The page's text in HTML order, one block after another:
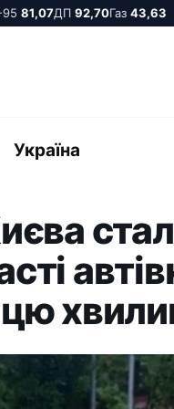
81,07ДП92,70Газ43,63
Україна